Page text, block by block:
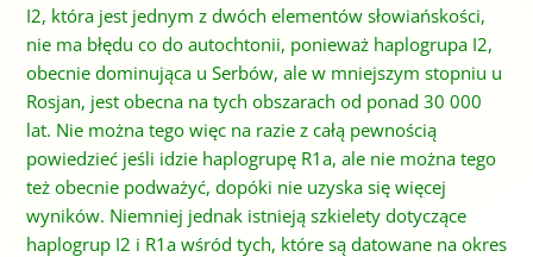
I2, która jest jednym z dwóch elementów słowiańskości,
nie ma błędu co do autochtonii, ponieważ haplogrupa I2,
obecnie dominująca u Serbów, ale w mniejszym stopniu u
Rosjan, jest obecna na tych obszarach od ponad 30 000
lat. Nie można tego więc na razie z całą pewnością
powiedzieć jeśli idzie haplogrupę R1a, ale nie można tego
też obecnie podważyć, dopóki nie uzyska się więcej
wyników. Niemniej jednak istnieją szkielety dotyczące
haplogrup I2 i R1a wśród tych, które są datowane na okres